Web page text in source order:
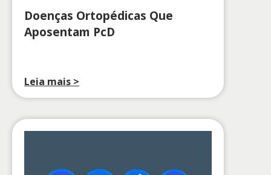
Doenças Ortopédicas Que
Aposentam PcD
Leia mais >